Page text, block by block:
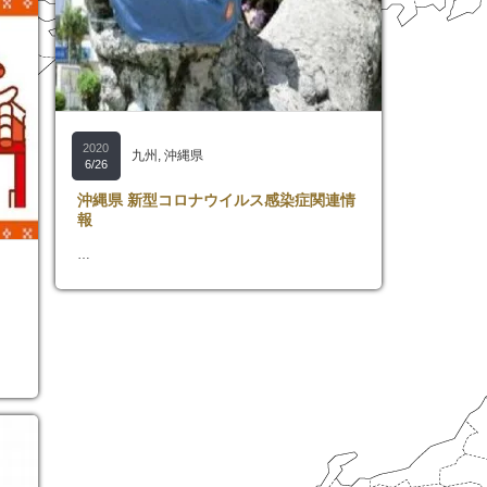
2020
6/26
九州 , 沖縄県
沖縄県 新型コロナウイルス感染症関連情
報
…